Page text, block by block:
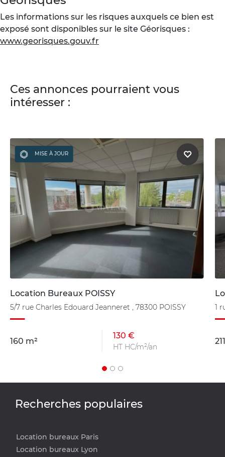
Les informations sur les risques auxquels ce bien est
exposé sont disponibles sur le site Géorisques :
www.georisques.gouv.fr
Ces annonces pourraient vous
intéresser :
MISE À JOUR
Location Bureaux POISSY
5/7 rue Charles Edouard Jeanneret , 78300 POISSY
160 m²
130 €
HT HC/m²/an
1
Recherches populaires
Location bureaux Paris
Location bureaux Lyon